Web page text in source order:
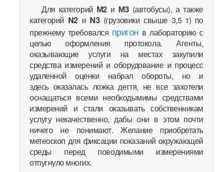
Для категорий М2и М3(автобусы), а также
категорий N2и N3(грузовики свыше 3,5 т) по
прежнему требовался пригон в лабораторию с
целью оформления протокола. Агенты,
оказывающие услуги на местах закупили
средства измерений и оборудование и процесс
удаленной оценки набрал обороты, но и
здесь оказалась ложка дегтя, не все захотели
оснащаться всеми необходымимы средствами
измерений и стали оказывать собственникам
услугу некачественно, дабы они в этом почти
ничего не понимают. Желание приобретать
метеоскоп для фиксации показаний окружающей
среды перед поводимыми измерениями
отпугнуло многих.